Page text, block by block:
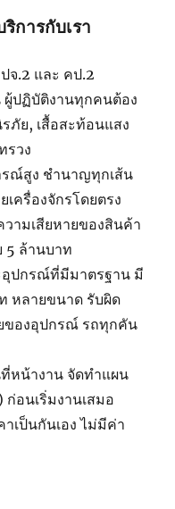
การกับเรา
จ.2 และ คป.2
ผู้ปฏิบัติงานทุกคนต้อง
ภัย, เสื้อสะท้อนแสง
รวง
ณ์สูง ชำนาญทุกเส้น
ครื่องจักรโดยตรง
ามเสียหายของสินค้า
5 ล้านบาท
ปกรณ์ที่มีมาตรฐาน มี
หลายขนาด รับผิด
ของอุปกรณ์ รถทุกคัน
หน้างาน จัดทำแผน
อนเริ่มงานเสมอ
เป็นกันเอง ไม่มีค่า